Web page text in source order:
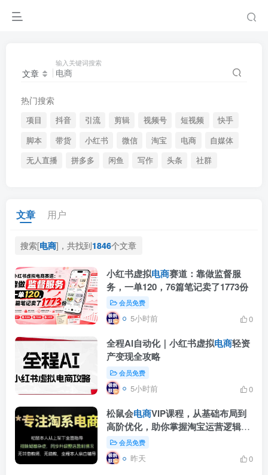
文章
输入关键词搜索
热门搜索
项目 抖音 引流 剪辑 视频号 短视频
快手
脚本
带货 小红书 微信 淘宝 电商
自媒体
无人直播
拼多多 闲鱼 写作 头条 社群
文章 用户
搜索[电商]，共找到1846个文章
小红书虚拟电商赛道：靠做监督服
务，一单120，76篇笔记卖了1773份
会员免费
5小时前 0
全程AI自动化｜小红书虚拟电商轻资
产变现全攻略
会员免费
5小时前 0
松鼠会电商VIP课程，从基础布局到
高阶优化，助你掌握淘宝运营逻辑，
提升店铺流量与转化(更新0809)
会员免费
昨天 0